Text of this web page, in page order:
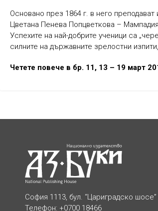
Основано през 1864 г. в него
Цветана Пенева Попцветкова –
Успехите на най-добрите ученици са
силните на държавните зрелостни
Четете повече в бр. 11, 13 – 19 март
София 1113, бул. “Цариградско
Телефон: +0700 18466